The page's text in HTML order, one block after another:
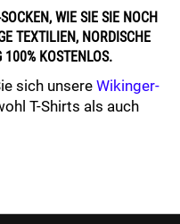
WIE SIE SIE NOCH
TEXTILIEN, NORDISCHE
100% KOSTENLOS.
sich unsereWikinger-
T-Shirts als auch